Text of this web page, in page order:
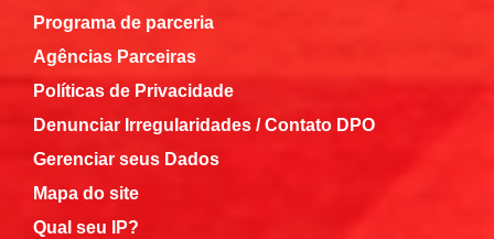
Programa de parceria
Agências Parceiras
Políticas de Privacidade
Denunciar Irregularidades / Contato DPO
Gerenciar seus Dados
Mapa do site
Qual seu IP?